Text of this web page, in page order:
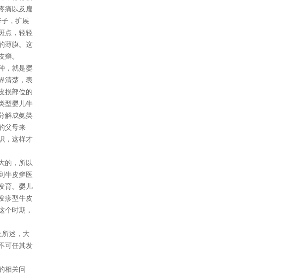
痛以及扁
，扩展
点，轻轻
薄膜。这
。
，就是婴
清楚，表
损部位的
型婴儿牛
解成氨类
父母来
，这样才
的，所以
牛皮癣医
育。婴儿
疹型牛皮
个时期，
述，大
可任其发
相关问